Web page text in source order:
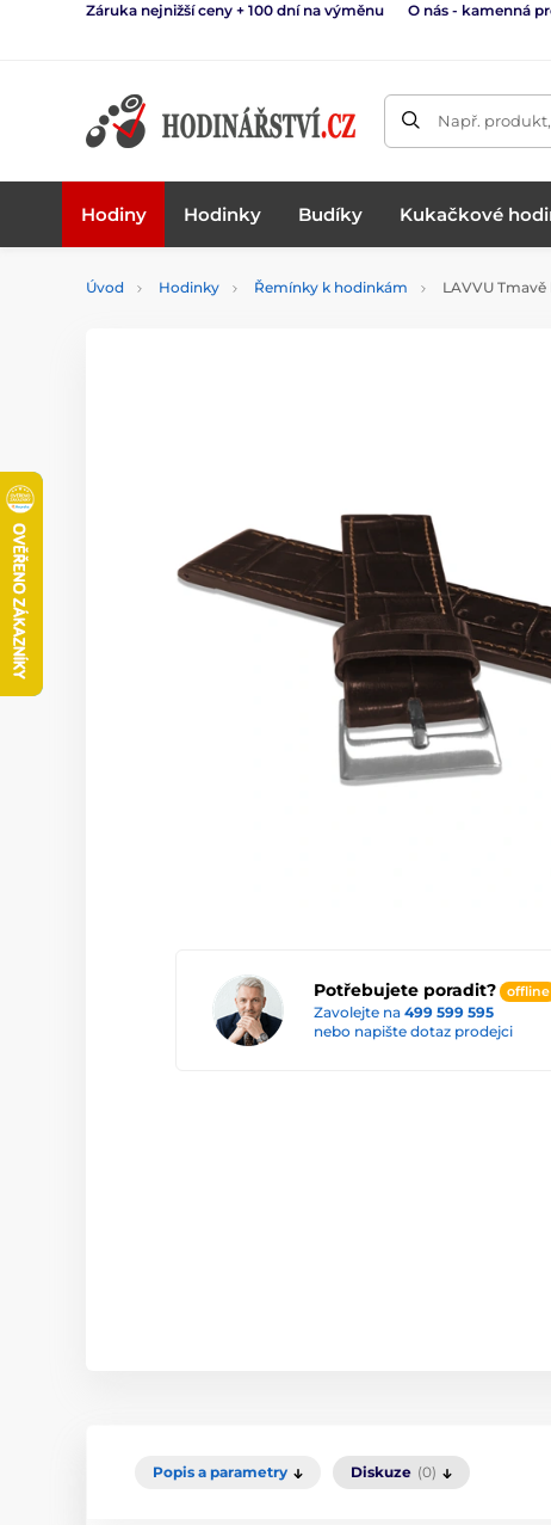
Záruka nejnižší ceny + 100 dní na výměnu O nás - kamenná
Např.
Hodiny Hodinky Budíky Kukačkové
Úvod Hodinky Řemínky k hodinkám LAVVU
Potřebujete poradit? offline
Zavolejte na 499 599 595
nebo napište dotaz prodejci
Popis a parametry Diskuze (0)